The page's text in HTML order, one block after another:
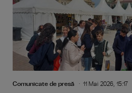
Comunicate de presă 11 Mai 2026, 15:17